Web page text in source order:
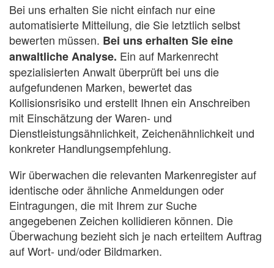
Bei uns erhalten Sie nicht einfach nur eine
automatisierte Mitteilung, die Sie letztlich selbst
bewerten müssen. Bei uns erhalten Sie eine
anwaltliche Analyse. Ein auf Markenrecht
spezialisierten Anwalt überprüft bei uns die
aufgefundenen Marken, bewertet das
Kollisionsrisiko und erstellt Ihnen ein Anschreiben
mit Einschätzung der Waren- und
Dienstleistungsähnlichkeit, Zeichenähnlichkeit und
konkreter Handlungsempfehlung.
Wir überwachen die relevanten Markenregister auf
identische oder ähnliche Anmeldungen oder
Eintragungen, die mit Ihrem zur Suche
angegebenen Zeichen kollidieren können. Die
Überwachung bezieht sich je nach erteiltem Auftrag
auf Wort- und/oder Bildmarken.